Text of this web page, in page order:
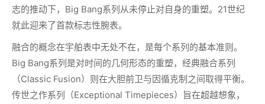
志的推动下，Big Bang系列从未停止对自身的重塑。21世纪
就此迎来了首款标志性腕表。
融合的概念在宇舶表中无处不在，是每个系列的基本准则。
Big Bang系列是对时间的几何形态的重塑，经典融合系列
（Classic Fusion）则在大胆前卫与因循克制之间取得平衡。
传世之作系列（Exceptional Timepieces）旨在超越想象，